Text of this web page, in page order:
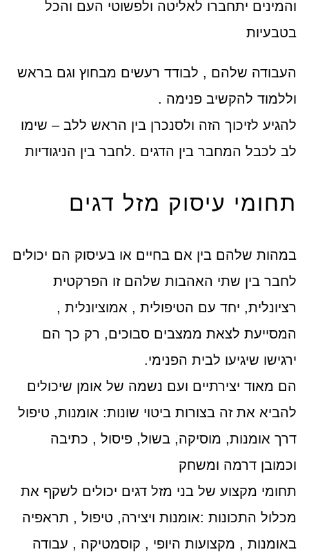
והמינים יתחברו לאליטה ולפשוטי העם והכל
בטבעיות
העבודה שלהם , לבודד רעשים מבחוץ וגם בראש
וללמוד להקשיב פנימה .
להגיע לזיכוך הזה ולסנכרן בין הראש ללב – שימו
לב לכבל המחבר בין הדגים .לחבר בין הניגודיות
תחומי עיסוק מזל דגים
במהות שלהם בין אם בחיים או בעיסוק הם יכולים
לחבר בין שתי האהבות שלהם זו הפרקטית
רציונלית, יחד עם הטיפולית , אמוציונלית ,
המסייעת לצאת ממצבים סבוכים, רק כך הם
ירגישו שיגיעו לבית הפנימי.
הם מאוד יצירתיים ועם נשמה של אומן שיכולים
להביא את זה בצורות ביטוי שונות: אומנות, טיפול
דרך אומנות, מוסיקה, בשול, פיסול , כתיבה
וכמובן דרמה ומשחק
תחומי מקצוע של בני מזל דגים יכולים לשקף את
מכלול התכונות :אומנות ויצירה, טיפול , תראפיה
באומנות , מקצועות היופי , קוסמטיקה , עבודה